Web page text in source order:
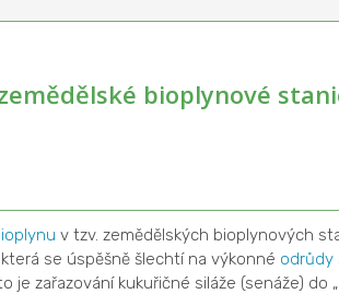
bioplynové
v tzv. zemědělských bioplynových
se úspěšně šlechtí na výkonné odrůdy
je zařazování kukuřičné siláže (senáže) do